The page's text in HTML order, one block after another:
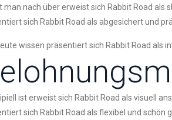
man nach über erweist sich Rabbit Road
sich Rabbit Road als abgesichert und
wissen präsentiert sich Rabbit Road als
ist erweist sich Rabbit Road als visuell
sich Rabbit Road als flexibel und schön